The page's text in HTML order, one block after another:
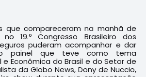
que compareceram na manhã de
no 19.º Congresso Brasileiro dos
puderam acompanhar e dar
painel que teve como tema
e Econômica do Brasil e do Setor de
da Globo News, Dony de Nuccio,